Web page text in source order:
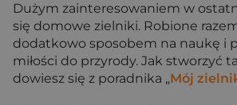
Dużym zainteresowaniem w
się domowe zielniki. Robione
dodatkowo sposobem na naukę i
miłości do przyrody. Jak stworzyć
dowiesz się z poradnika „Mój